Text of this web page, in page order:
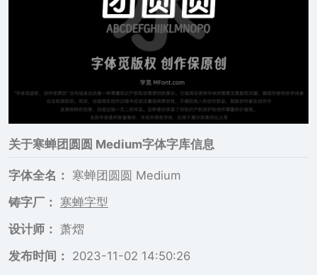
关于寒蝉团圆圆 Medium字体字库信息
字体全名：
寒蝉团圆圆 Medium
铸字厂：
寒蝉字型
设计师： 萧熠
发布时间：
2023-11-02 14:50:26